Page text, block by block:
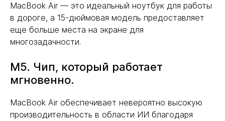
MacBook Air — это идеальный ноутбук для работы
в дороге, а 15-дюймовая модель предоставляет
еще больше места на экране для
многозадачности.
M5. Чип, который работает
мгновенно.
MacBook Air обеспечивает невероятно высокую
производительность в области ИИ благодаря